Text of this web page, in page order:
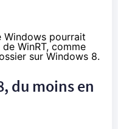
pourrait
WinRT, comme
sur Windows 8.
du moins en